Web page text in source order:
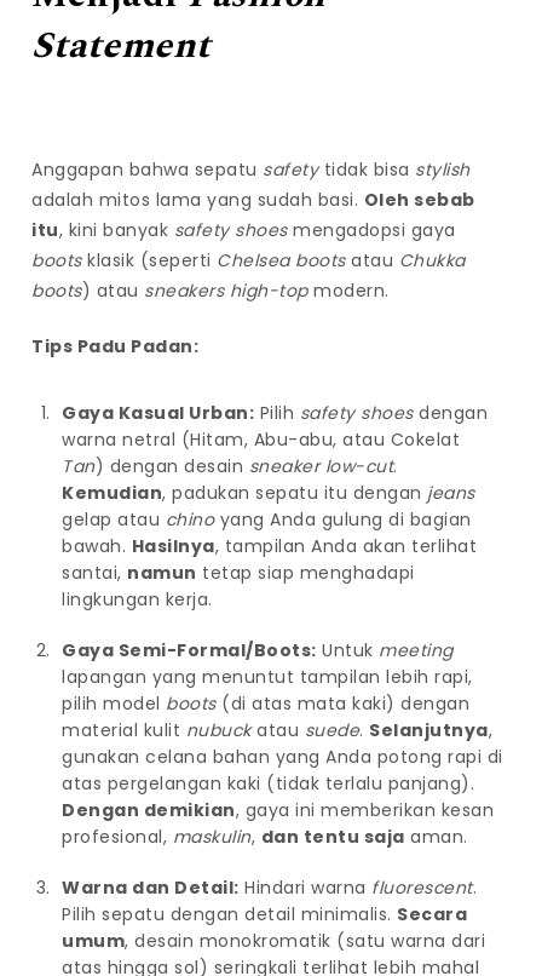
Statement
Anggapan bahwa sepatu safetytidak bisa stylish
adalah mitos lama yang sudah basi. Oleh sebab
itu, kini banyak safety shoesmengadopsi gaya
bootsklasik (seperti Chelsea bootsatau Chukka
boots) atau sneakers high-topmodern.
Tips Padu Padan:
Gaya Kasual Urban: Pilih safety shoesdengan
warna netral (Hitam, Abu-abu, atau Cokelat
Tan) dengan desain sneaker low-cut.
Kemudian, padukan sepatu itu dengan jeans
gelap atau chinoyang Anda gulung di bagian
bawah. Hasilnya, tampilan Anda akan terlihat
santai, namun tetap siap menghadapi
lingkungan kerja.
Gaya Semi-Formal/Boots: Untuk meeting
lapangan yang menuntut tampilan lebih rapi,
pilih model boots(di atas mata kaki) dengan
material kulit nubuckatau suede. Selanjutnya,
gunakan celana bahan yang Anda potong rapi di
atas pergelangan kaki (tidak terlalu panjang).
Dengan demikian, gaya ini memberikan kesan
profesional, maskulin, dan tentu saja aman.
Warna dan Detail: Hindari warna fluorescent.
Pilih sepatu dengan detail minimalis. Secara
umum, desain monokromatik (satu warna dari
atas hingga sol) seringkali terlihat lebih mahal